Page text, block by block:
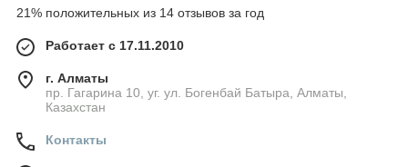
21% положительных из 14 отзывов за год
Работает с 17.11.2010
г. Алматы
пр. Гагарина 10, уг. ул. Богенбай Батыра, Алматы,
Казахстан
Контакты